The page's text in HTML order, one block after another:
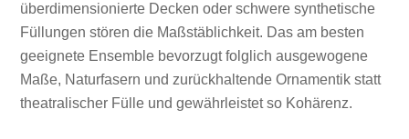
überdimensionierte Decken oder schwere synthetische
Füllungen stören die Maßstäblichkeit. Das am besten
geeignete Ensemble bevorzugt folglich ausgewogene
Maße, Naturfasern und zurückhaltende Ornamentik statt
theatralischer Fülle und gewährleistet so Kohärenz.